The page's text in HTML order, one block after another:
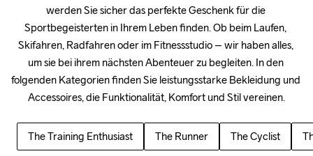
werden Sie sicher das perfekte Geschenk für die
Sportbegeisterten in Ihrem Leben finden. Ob beim Laufen,
Skifahren, Radfahren oder im Fitnessstudio – wir haben alles,
um sie bei ihrem nächsten Abenteuer zu begleiten. In den
folgenden Kategorien finden Sie leistungsstarke Bekleidung und
Accessoires, die Funktionalität, Komfort und Stil vereinen.
The Training Enthusiast The Runner The Cyclist